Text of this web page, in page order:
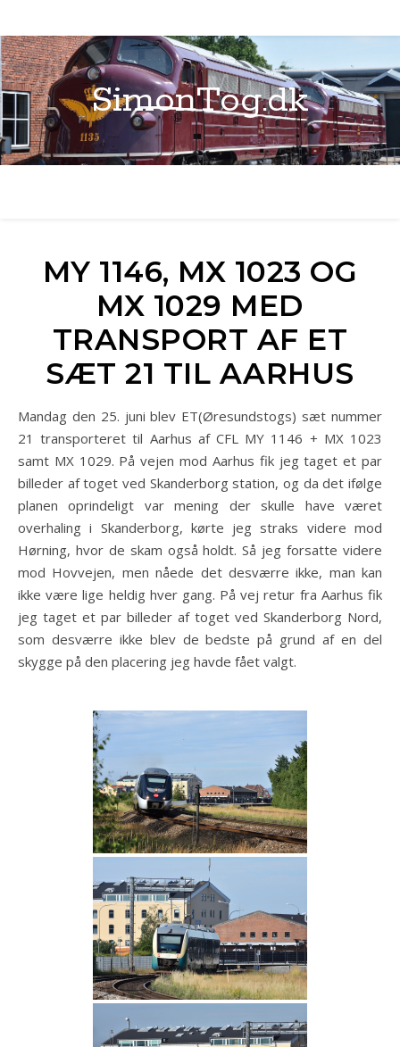
SimonTog.dk
MY 1146, MX 1023 OG
MX 1029 MED
TRANSPORT AF ET
SÆT 21 TIL AARHUS
Mandag den 25. juni blev ET(Øresundstogs) sæt nummer
21 transporteret til Aarhus af CFL MY 1146 + MX 1023
samt MX 1029. På vejen mod Aarhus fik jeg taget et par
billeder af toget ved Skanderborg station, og da det ifølge
planen oprindeligt var mening der skulle have været
overhaling i Skanderborg, kørte jeg straks videre mod
Hørning, hvor de skam også holdt. Så jeg forsatte videre
mod Hovvejen, men nåede det desværre ikke, man kan
ikke være lige heldig hver gang. På vej retur fra Aarhus fik
jeg taget et par billeder af toget ved Skanderborg Nord,
som desværre ikke blev de bedste på grund af en del
skygge på den placering jeg havde fået valgt.